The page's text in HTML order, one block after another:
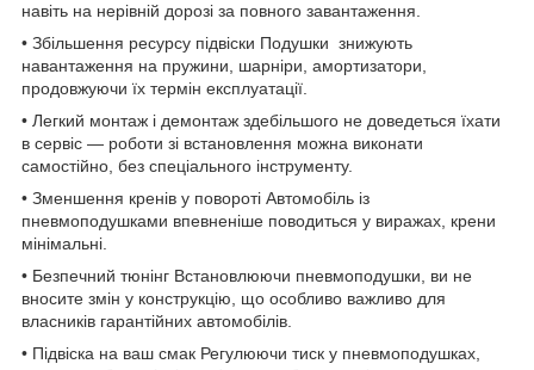
навіть на нерівній дорозі за повного завантаження.
• Збільшення ресурсу підвіски Подушки знижують
навантаження на пружини, шарніри, амортизатори,
продовжуючи їх термін експлуатації.
• Легкий монтаж і демонтаж здебільшого не доведеться їхати
в сервіс — роботи зі встановлення можна виконати
самостійно, без спеціального інструменту.
• Зменшення кренів у повороті Автомобіль із
пневмоподушками впевненіше поводиться у виражах, крени
мінімальні.
• Безпечний тюнінг Встановлюючи пневмоподушки, ви не
вносите змін у конструкцію, що особливо важливо для
власників гарантійних автомобілів.
• Підвіска на ваш смак Регулюючи тиск у пневмоподушках,